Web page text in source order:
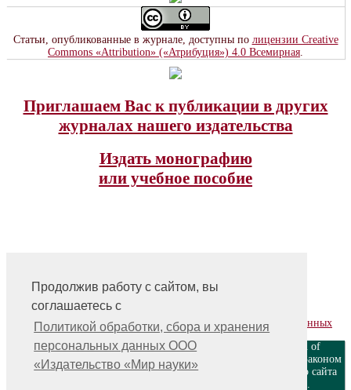
Продолжив работу с сайтом, вы
соглашаетесь с
Политикой обработки, сбора и хранения
персональных данных ООО
«Издательство «Мир науки»
Статьи, опубликованные в журнале, доступны по лицензии Creative
Commons «Attribution» («Атрибуция») 4.0 Всемирная.
Приглашаем Вас к публикации в других
журналах нашего издательства
Издать монографию
или учебное пособие
На главную
Контакты, учредитель, редакция
Политика обработки, сбора и хранения персональных данных
ООО «Издательство «Мир науки» \ «Publishing company «World of
science», LLC Материалы, размещенные на сайте, охраняются Законом
о защите авторских прав. Публикация любых материалов этого сайта